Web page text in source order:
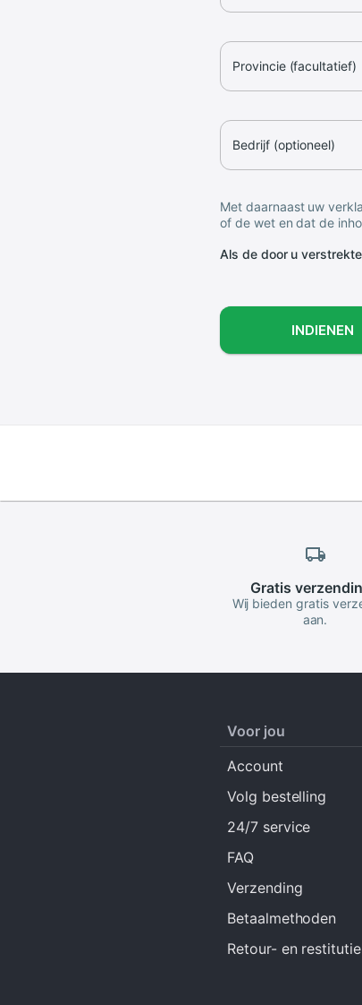
Provincie (facultatief)
Bedrijf (optioneel)
Met daarnaast uw
of de wet en dat de
Als de door u
INDIENEN
Gratis
Wij bieden gratis
aan.
Voor jou
Account
Volg bestelling
24/7 service
FAQ
Verzending
Betaalmethoden
Retour- en